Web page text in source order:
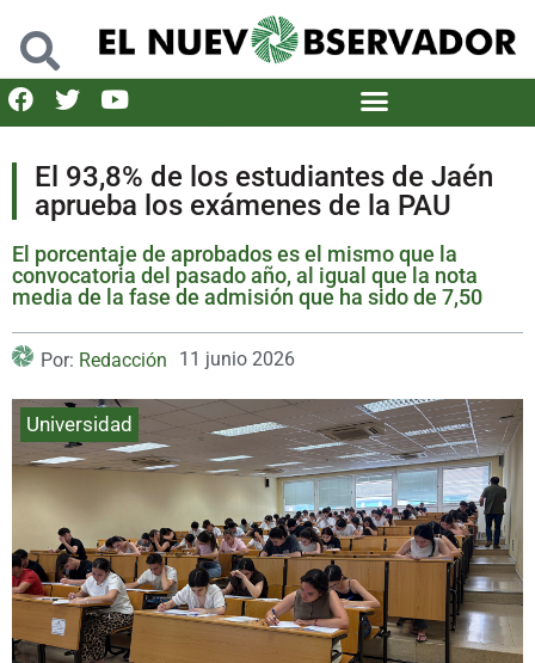
El 93,8% de los estudiantes de Jaén
aprueba los exámenes de la PAU
El porcentaje de aprobados es el mismo que la
convocatoria del pasado año, al igual que la nota
media de la fase de admisión que ha sido de 7,50
Por: Redacción 11 junio 2026
Universidad